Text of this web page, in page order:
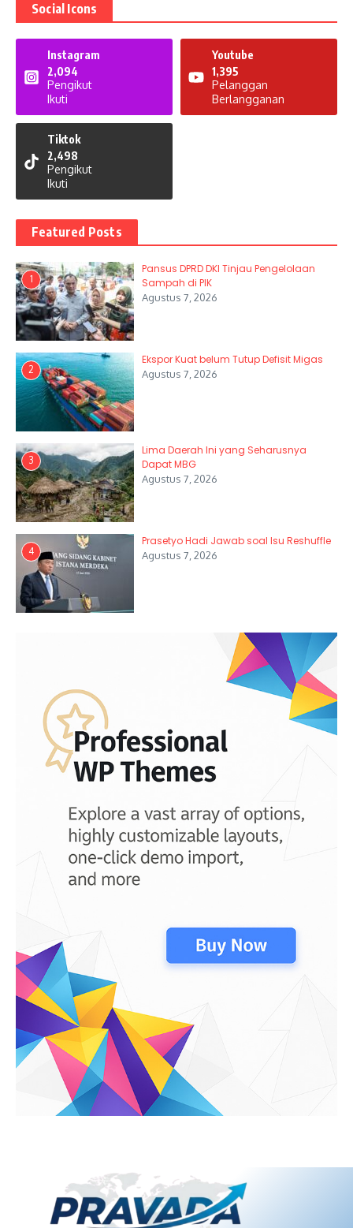
Social Icons
Instagram
2,094
Pengikut
Ikuti
Youtube
1,395
Pelanggan
Berlangganan
Tiktok
2,498
Pengikut
Ikuti
Featured Posts
1
Pansus DPRD DKI Tinjau Pengelolaan
Sampah di PIK
Agustus 7, 2026
2
Ekspor Kuat belum Tutup Defisit Migas
Agustus 7, 2026
3
Lima Daerah Ini yang Seharusnya
Dapat MBG
Agustus 7, 2026
4
Prasetyo Hadi Jawab soal Isu Reshuffle
Agustus 7, 2026